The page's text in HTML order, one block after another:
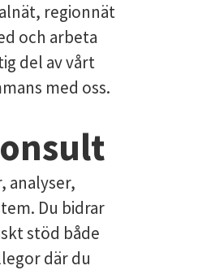
regionnät
och arbeta
del av vårt
med oss.
analyser,
Du bidrar
stöd både
där du